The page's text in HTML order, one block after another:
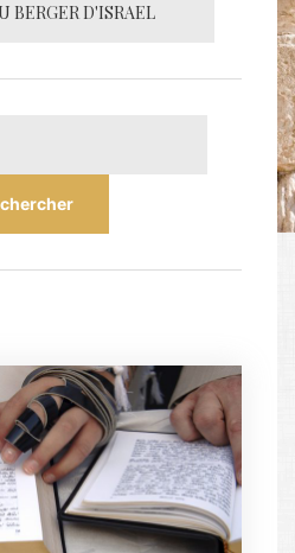
BERGER D'ISRAEL